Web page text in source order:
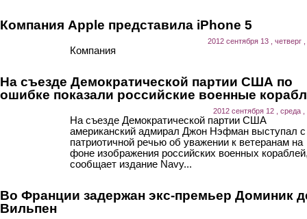
Компания Apple представила iPhone 5
2012 сентября 13 , четверг ,
Компания
На съезде Демократической партии США по
ошибке показали российские военные
2012 сентября 12 , среда ,
На съезде Демократической партии США
американский адмирал Джон Нэфман выступал с
патриотичной речью об уважении к ветеранам на
фоне изображения российских военных
сообщает издание Navy...
Во Франции задержан экс-премьер Доминик
Вильпен